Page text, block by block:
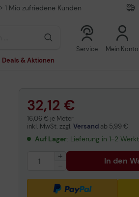
> 1 Mio zufriedene Kunden
Deals & Aktionen
Service Mein Konto
32,12 €
16,06 € je Meter
inkl. MwSt. zzgl. Versandab 5,99 €
Auf Lager: Lieferung in 1-2
In den